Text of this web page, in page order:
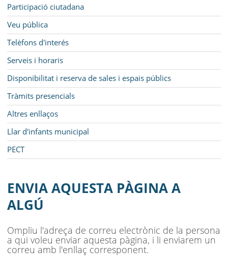
Participació ciutadana
Veu pública
Telèfons d'interés
Serveis i horaris
Disponibilitat i reserva de sales i espais públics
Tràmits presencials
Altres enllaços
Llar d'infants municipal
PECT
ENVIA AQUESTA PÀGINA A
ALGÚ
Ompliu l'adreça de correu electrònic de la persona
a qui voleu enviar aquesta pàgina, i li enviarem un
correu amb l'enllaç corresponent.